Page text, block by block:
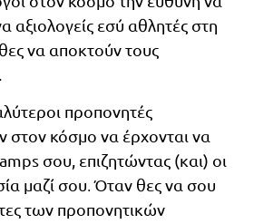
αξιολογείς εσύ αθλητές στη
να αποκτούν τους
προπονητές
κόσμο να έρχονται να
σου, επιζητώντας (και) οι
μαζί σου.Όταν θες να σου
των προπονητικών